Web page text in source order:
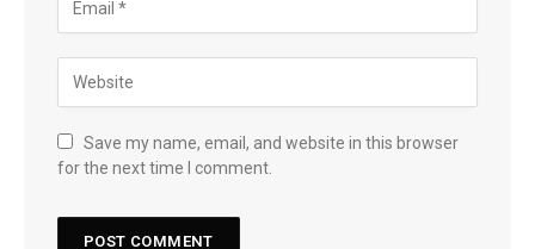
Save my name, email, and website in this browser
for the next time I comment.